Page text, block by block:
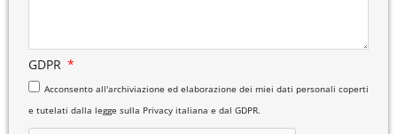
GDPR
Acconsento all'archiviazione ed elaborazione dei miei dati personali coperti
e tutelati dalla legge sulla Privacy italiana e dal GDPR.